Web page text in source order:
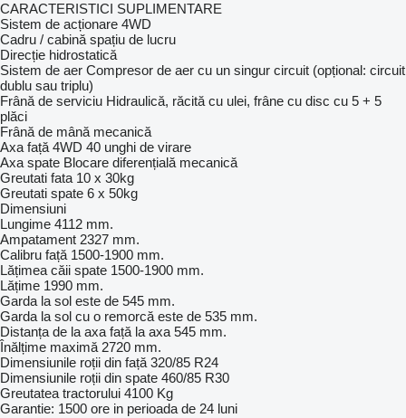
CARACTERISTICI SUPLIMENTARE
Sistem de acționare 4WD
Cadru / cabină spațiu de lucru
Direcție hidrostatică
Sistem de aer Compresor de aer cu un singur circuit (opțional: circuit
dublu sau triplu)
Frână de serviciu Hidraulică, răcită cu ulei, frâne cu disc cu 5 + 5
plăci
Frână de mână mecanică
Axa față 4WD 40 unghi de virare
Axa spate Blocare diferențială mecanică
Greutati fata 10 x 30kg
Greutati spate 6 x 50kg
Dimensiuni
Lungime 4112 mm.
Ampatament 2327 mm.
Calibru față 1500-1900 mm.
Lățimea căii spate 1500-1900 mm.
Lățime 1990 mm.
Garda la sol este de 545 mm.
Garda la sol cu o remorcă este de 535 mm.
Distanța de la axa față la axa 545 mm.
Înălțime maximă 2720 mm.
Dimensiunile roții din față 320/85 R24
Dimensiunile roții din spate 460/85 R30
Greutatea tractorului 4100 Kg
Garantie: 1500 ore in perioada de 24 luni